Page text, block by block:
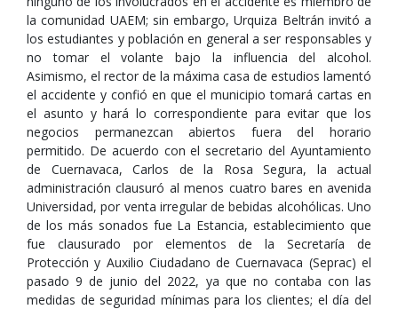
la comunidad UAEM; sin embargo, Urquiza Beltrán invitó a
los estudiantes y población en general a ser responsables y
no tomar el volante bajo la influencia del alcohol.
Asimismo, el rector de la máxima casa de estudios lamentó
el accidente y confió en que el municipio tomará cartas en
el asunto y hará lo correspondiente para evitar que los
negocios permanezcan abiertos fuera del horario
permitido. De acuerdo con el secretario del Ayuntamiento
de Cuernavaca, Carlos de la Rosa Segura, la actual
administración clausuró al menos cuatro bares en avenida
Universidad, por venta irregular de bebidas alcohólicas. Uno
de los más sonados fue La Estancia, establecimiento que
fue clausurado por elementos de la Secretaría de
Protección y Auxilio Ciudadano de Cuernavaca (Seprac) el
pasado 9 de junio del 2022, ya que no contaba con las
medidas de seguridad mínimas para los clientes; el día del